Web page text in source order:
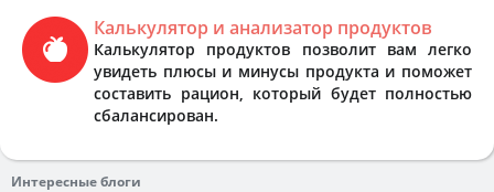
Калькулятор и анализатор продуктов
Калькулятор продуктов позволит вам легко
увидеть плюсы и минусы продукта и поможет
составить рацион, который будет полностью
сбалансирован.
Интересные блоги